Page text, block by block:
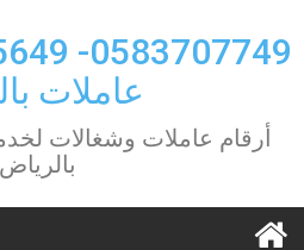
to
content
عاملات
أرقام عاملات وشغالات
بالرياض